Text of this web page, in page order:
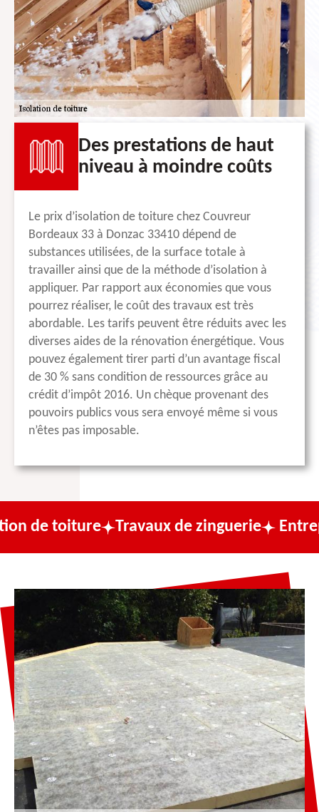
Des prestations de haut
niveau à moindre coûts
Le prix d’isolation de toiture chez Couvreur
Bordeaux 33 à Donzac 33410 dépend de
substances utilisées, de la surface totale à
travailler ainsi que de la méthode d’isolation à
appliquer. Par rapport aux économies que vous
pourrez réaliser, le coût des travaux est très
abordable. Les tarifs peuvent être réduits avec les
diverses aides de la rénovation énergétique. Vous
pouvez également tirer parti d’un avantage fiscal
de 30 % sans condition de ressources grâce au
crédit d’impôt 2016. Un chèque provenant des
pouvoirs publics vous sera envoyé même si vous
n’êtes pas imposable.
Travaux de zinguerie Entreprise de